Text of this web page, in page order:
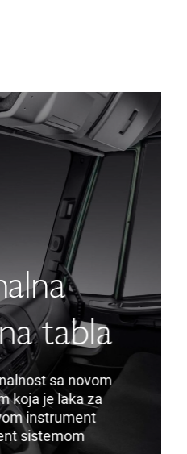
tabla
sa novom
koja je laka za
instrument
sistemom